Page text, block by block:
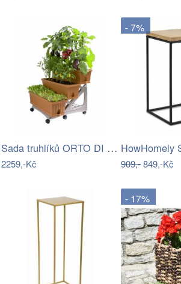
Sada truhlíků ORTO DI BAMA TR
2259,-Kč
- 7%
909,-849,-Kč
- 17%